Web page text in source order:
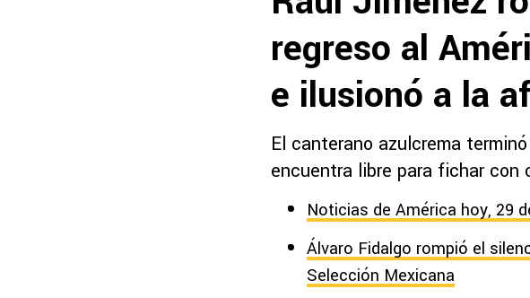
regreso al
e ilusionó a la
El canterano azulcrema
encuentra libre para fichar con
Noticias de América hoy, 29
Álvaro Fidalgo rompió el
Selección Mexicana